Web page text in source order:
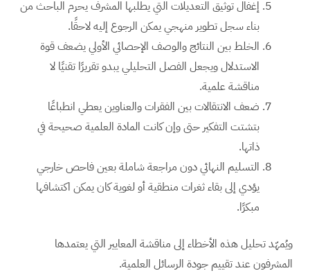
إغفال توثيق التعديلات التي يطلبها المشرف يحرم الباحث من
بناء سجل تطوير منهجي يمكن الرجوع إليه لاحقًا.
الخلط بين النتائج والوصف الإحصائي الأولي يضعف قوة
الاستدلال ويجعل الفصل التحليلي يبدو تقريرًا تقنيًا لا
مناقشة علمية.
ضعف الانتقالات بين الفقرات والعناوين يعطي انطباعًا
بتشتت التفكير حتى وإن كانت المادة العلمية صحيحة في
ذاتها.
التسليم النهائي دون مراجعة شاملة بعين فاحص خارجي
يؤدي إلى بقاء ثغرات منطقية أو لغوية كان يمكن اكتشافها
مبكرًا.
ويُمهّد تحليل هذه الأخطاء إلى مناقشة المعايير التي يعتمدها
المشرفون عند تقييم جودة الرسائل العلمية.